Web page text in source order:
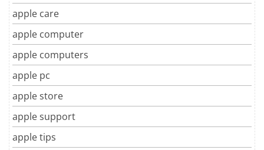
apple care
apple computer
apple computers
apple pc
apple store
apple support
apple tips